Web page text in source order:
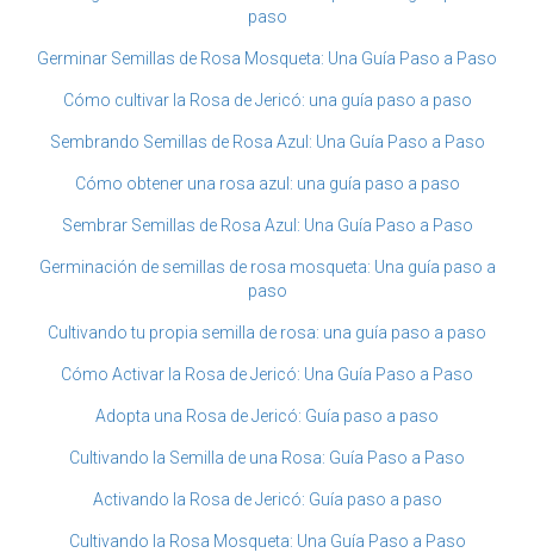
paso
Germinar Semillas de Rosa Mosqueta: Una Guía Paso a Paso
Cómo cultivar la Rosa de Jericó: una guía paso a paso
Sembrando Semillas de Rosa Azul: Una Guía Paso a Paso
Cómo obtener una rosa azul: una guía paso a paso
Sembrar Semillas de Rosa Azul: Una Guía Paso a Paso
Germinación de semillas de rosa mosqueta: Una guía paso a
paso
Cultivando tu propia semilla de rosa: una guía paso a paso
Cómo Activar la Rosa de Jericó: Una Guía Paso a Paso
Adopta una Rosa de Jericó: Guía paso a paso
Cultivando la Semilla de una Rosa: Guía Paso a Paso
Activando la Rosa de Jericó: Guía paso a paso
Cultivando la Rosa Mosqueta: Una Guía Paso a Paso